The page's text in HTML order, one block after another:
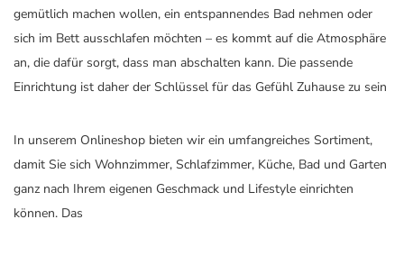
gemütlich machen wollen, ein entspannendes Bad nehmen oder
sich im Bett ausschlafen möchten – es kommt auf die Atmosphäre
an, die dafür sorgt, dass man abschalten kann. Die passende
Einrichtung ist daher der Schlüssel für das Gefühl Zuhause zu sein
In unserem Onlineshop bieten wir ein umfangreiches Sortiment,
damit Sie sich Wohnzimmer, Schlafzimmer, Küche, Bad und Garten
ganz nach Ihrem eigenen Geschmack und Lifestyle einrichten
können. Das